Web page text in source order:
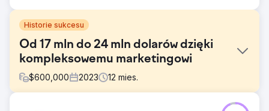
Historie sukcesu
Od 17 mln do 24 mln dolarów dzięki
kompleksowemu marketingowi
$600,000 2023 12 mies.